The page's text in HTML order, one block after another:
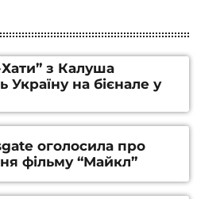
з Калуша
Україну на бієнале у
оголосила про
фільму “Майкл”